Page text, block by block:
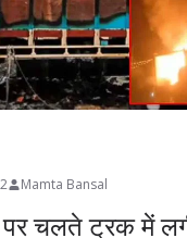
Mamta Bansal
चलते ट्रक में